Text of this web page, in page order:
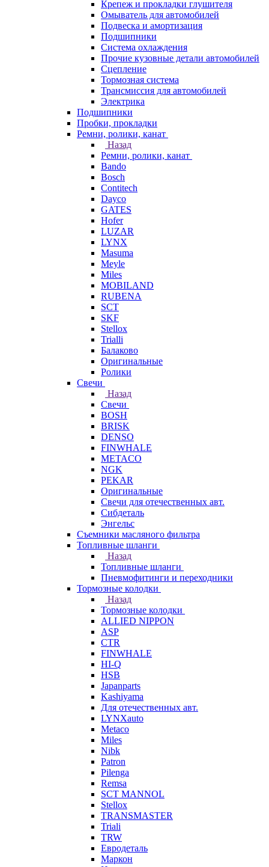
Крепеж и прокладки глушителя
Омыватель для автомобилей
Подвеска и амортизация
Подшипники
Система охлаждения
Прочие кузовные детали автомобилей
Сцепление
Тормозная система
Трансмиссия для автомобилей
Электрика
Подшипники
Пробки, прокладки
Ремни, ролики, канат
Назад
Ремни, ролики, канат
Bando
Bosch
Contitech
Dayco
GATES
Hofer
LUZAR
LYNX
Masuma
Meyle
Miles
MOBILAND
RUBENA
SCT
SKF
Stellox
Trialli
Балаково
Оригинальные
Ролики
Свечи
Назад
Свечи
BOSH
BRISK
DENSO
FINWHALE
METACO
NGK
PEKAR
Оригинальные
Свечи для отечественных авт.
Сибдеталь
Энгельс
Съемники масляного фильтра
Топливные шланги
Назад
Топливные шланги
Пневмофитинги и переходники
Тормозные колодки
Назад
Тормозные колодки
ALLIED NIPPON
ASP
CTR
FINWHALE
HI-Q
HSB
Japanparts
Kashiyama
Для отечественных авт.
LYNXauto
Metaco
Miles
Nibk
Patron
Pilenga
Remsa
SCT MANNOL
Stellox
TRANSMASTER
Triali
TRW
Евродеталь
Маркон